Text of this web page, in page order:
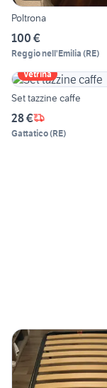
Poltrona
100 €
Reggio nell'Emilia (RE)
Vetrina
Set tazzine caffe
28 €
Gattatico(RE)